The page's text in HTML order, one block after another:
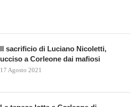
Il sacrificio di Luciano Nicoletti,
ucciso a Corleone dai mafiosi
17 Agosto 2021